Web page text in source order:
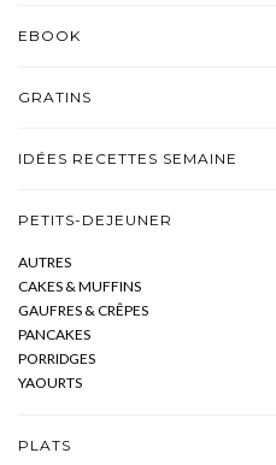
EBOOK
GRATINS
IDÉES RECETTES SEMAINE
PETITS-DEJEUNER
AUTRES
CAKES & MUFFINS
GAUFRES & CRÊPES
PANCAKES
PORRIDGES
YAOURTS
PLATS